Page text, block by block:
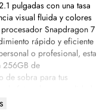
pulgadas con una tasa
visual fluida y colores
Snapdragon 7
rápido y eficiente
o profesional, esta
256GB de
de sobra para tus
cámara de 8MP, la cual